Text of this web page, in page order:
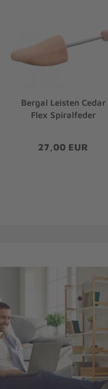
Bergal Leisten Cedar
Flex Spiralfeder
27,00 EUR